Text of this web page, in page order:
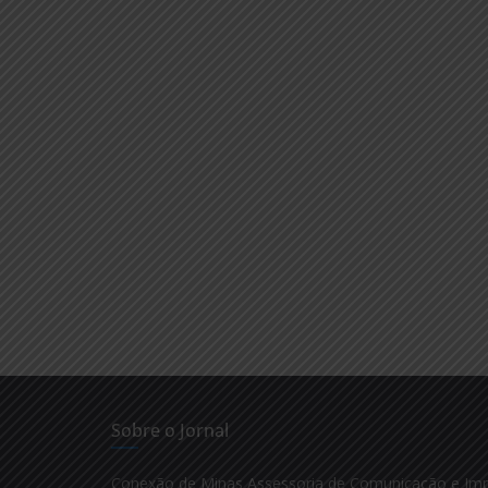
Sobre o Jornal
Conexão de Minas Assessoria de Comunicação e